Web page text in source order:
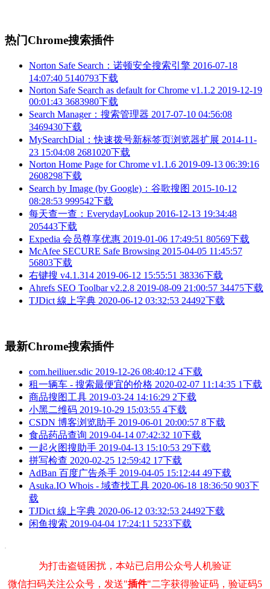
热门Chrome搜索插件
Norton Safe Search：诺顿安全搜索引擎 2016-07-18
14:07:40 5140793下载
Norton Safe Search as default for Chrome v1.1.2 2019-12-19
00:01:43 3683980下载
Search Manager：搜索管理器 2017-07-10 04:56:08
3469430下载
MySearchDial：快速拨号新标签页浏览器扩展 2014-11-
23 15:04:08 2681020下载
Norton Home Page for Chrome v1.1.6 2019-09-13 06:39:16
2608298下载
Search by Image (by Google)：谷歌搜图 2015-10-12
08:28:53 999542下载
每天查一查：EverydayLookup 2016-12-13 19:34:48
205443下载
Expedia 会员尊享优惠 2019-01-06 17:49:51 80569下载
McAfee SECURE Safe Browsing 2015-04-05 11:45:57
56803下载
右键搜 v4.1.314 2019-06-12 15:55:51 38336下载
Ahrefs SEO Toolbar v2.2.8 2019-08-09 21:00:57 34475下载
TJDict 線上字典 2020-06-12 03:32:53 24492下载
最新Chrome搜索插件
com.heiliuer.sdic 2019-12-26 08:40:12 4下载
租一辆车 - 搜索最便宜的价格 2020-02-07 11:14:35 1下载
商品搜图工具 2019-03-24 14:16:29 2下载
小黑二维码 2019-10-29 15:03:55 4下载
CSDN 博客浏览助手 2019-06-01 20:00:57 8下载
食品药品查询 2019-04-14 07:42:32 10下载
一起火图搜助手 2019-04-13 15:10:53 29下载
拼写检查 2020-02-25 12:59:42 17下载
AdBan 百度广告杀手 2019-04-05 15:12:44 49下载
Asuka.IO Whois - 域查找工具 2020-06-18 18:36:50 903下
载
TJDict 線上字典 2020-06-12 03:32:53 24492下载
闲鱼搜索 2019-04-04 17:24:11 5233下载
为打击盗链困扰，本站已启用公众号人机验证
微信扫码关注公众号，发送"插件"二字获得验证码，验证码5